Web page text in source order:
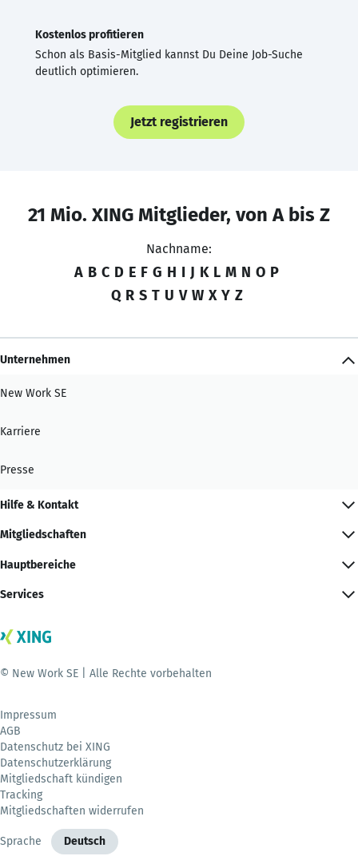
Kostenlos profitieren
Schon als Basis-Mitglied kannst Du Deine Job-Suche
deutlich optimieren.
Jetzt registrieren
21 Mio. XING Mitglieder, von A bis Z
Nachname:
A B C D E F G H I J K L M N O P
Q R S T U V W X Y Z
Unternehmen
New Work SE
Karriere
Presse
Hilfe & Kontakt
Mitgliedschaften
Hauptbereiche
Services
© New Work SE | Alle Rechte vorbehalten
Impressum
AGB
Datenschutz bei XING
Datenschutzerklärung
Mitgliedschaft kündigen
Tracking
Mitgliedschaften widerrufen
Sprache Deutsch